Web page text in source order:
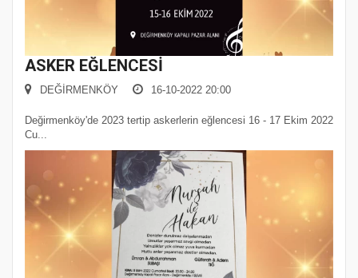
ASKER EĞLENCESİ
DEĞİRMENKÖY 16-10-2022 20:00
Değirmenköy'de 2023 tertip askerlerin eğlencesi 16 - 17 Ekim 2022
Cu...